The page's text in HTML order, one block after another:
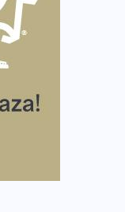
Jak
Portowy